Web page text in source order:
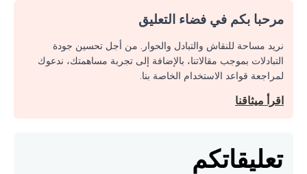
مرحبا بكم في فضاء التعليق
نريد مساحة للنقاش والتبادل والحوار. من أجل تحسين جودة
التبادلات بموجب مقالاتنا، بالإضافة إلى تجربة مساهمتك، ندعوك
لمراجعة قواعد الاستخدام الخاصة بنا.
اقرأ ميثاقنا
تعليقاتكم